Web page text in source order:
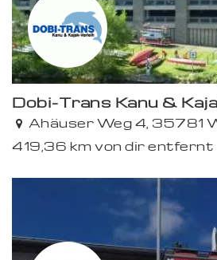
Dobi-Trans Kanu &
Ahäuser Weg 4, 35781
419,36 km von dir entfernt